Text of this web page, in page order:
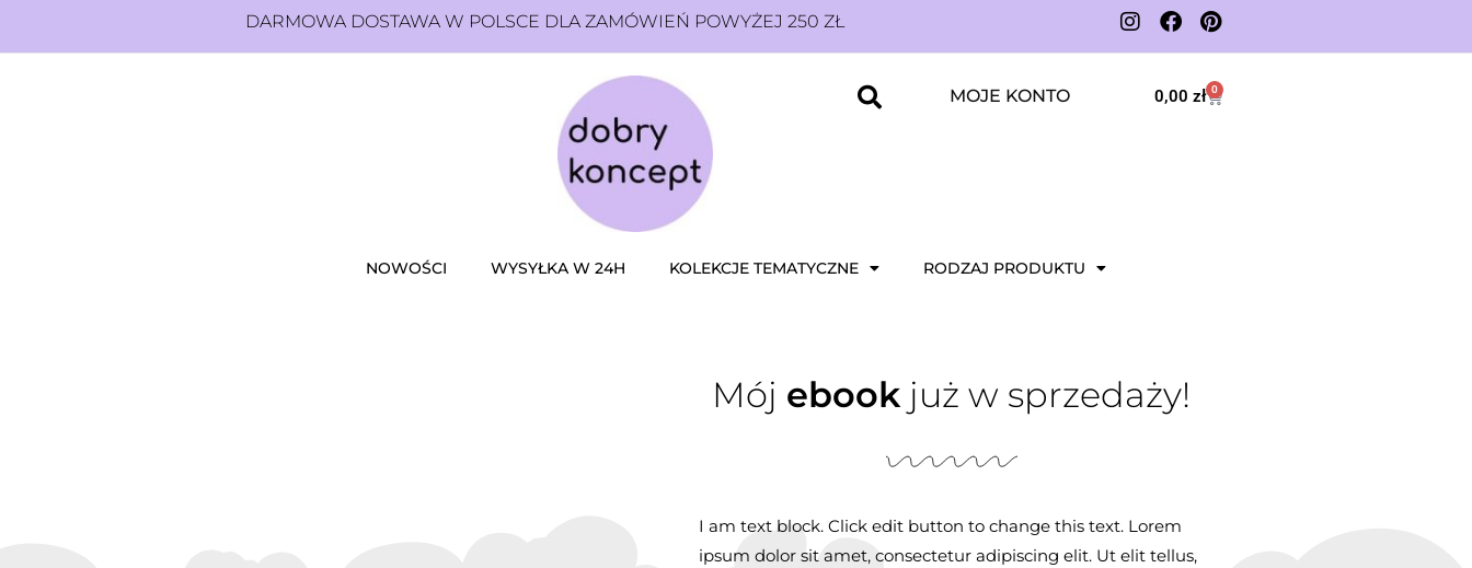
DARMOWA DOSTAWA W POLSCE DLA ZAMÓWIEŃ POWYŻEJ 250 ZŁ
MOJE KONTO 0,00 zł 0
NOWOŚCI WYSYŁKA W 24H KOLEKCJE TEMATYCZNE RODZAJ PRODUKTU
Mój ebookjuż w sprzedaży!
I am text block. Click edit button to change this text. Lorem
ipsum dolor sit amet, consectetur adipiscing elit. Ut elit tellus,